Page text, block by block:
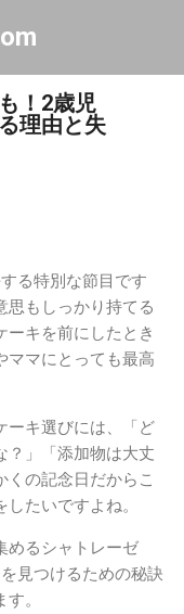
ツに移動
！2歳児
理由と失
る特別な節目です
思もしっかり持てる
ーキを前にしたとき
ママにとっても最高
ーキ選びには、「ど
？」「添加物は大丈
の記念日だからこ
たいですよね。
めるシャトレーゼ
見つけるための秘訣
。